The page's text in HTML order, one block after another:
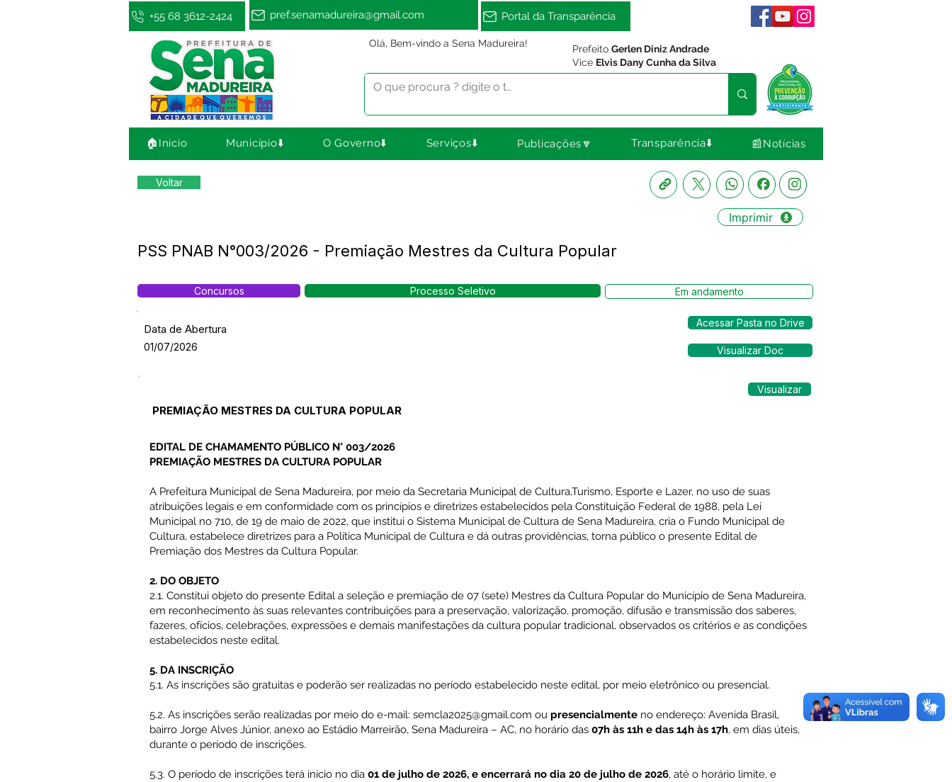
+55 68 3612-2424 pref.senamadureira@gmail.com Portal da Transparência
Olá, Bem-vindo a Sena Madureira! Prefeito Gerlen Diniz Andrade
Vice Elvis Dany Cunha da Silva
🏠Início Município⬇️ O Governo⬇️ Serviços⬇️ Publicações🔽 Transparência⬇️ 📰Notícias
Voltar
Imprimir
PSS PNAB N°003/2026 - Premiação Mestres da Cultura Popular
Concursos Processo Seletivo Em andamento
Data de Abertura
01/07/2026
Acessar Pasta no Drive
Visualizar Doc
Visualizar
PREMIAÇÃO MESTRES DA CULTURA POPULAR
EDITAL DE CHAMAMENTO PÚBLICO N° 003/2026
PREMIAÇÃO MESTRES DA CULTURA POPULAR
A Prefeitura Municipal de Sena Madureira, por meio da Secretaria Municipal de Cultura,Turismo, Esporte e Lazer, no uso de suas
atribuições legais e em conformidade com os princípios e diretrizes estabelecidos pela Constituição Federal de 1988, pela Lei
Municipal no 710, de 19 de maio de 2022, que institui o Sistema Municipal de Cultura de Sena Madureira, cria o Fundo Municipal de
Cultura, estabelece diretrizes para a Política Municipal de Cultura e dá outras providências, torna público o presente Edital de
Premiação dos Mestres da Cultura Popular.
2. DO OBJETO
2.1. Constitui objeto do presente Edital a seleção e premiação de 07 (sete) Mestres da Cultura Popular do Município de Sena Madureira,
em reconhecimento às suas relevantes contribuições para a preservação, valorização, promoção, difusão e transmissão dos saberes,
fazeres, ofícios, celebrações, expressões e demais manifestações da cultura popular tradicional, observados os critérios e as condições
estabelecidos neste edital.
5. DA INSCRIÇÃO
5.1. As inscrições são gratuitas e poderão ser realizadas no período estabelecido neste edital, por meio eletrônico ou presencial.
5.2. As inscrições serão realizadas por meio do e-mail: semcla2025@gmail.com ou presencialmente no endereço: Avenida Brasil,
bairro Jorge Alves Júnior, anexo ao Estádio Marreirão, Sena Madureira – AC, no horário das 07h às 11h e das 14h às 17h, em dias úteis,
durante o período de inscrições.
5.3. O período de inscrições terá início no dia 01 de julho de 2026, e encerrará no dia 20 de julho de 2026, até o horário limite, e